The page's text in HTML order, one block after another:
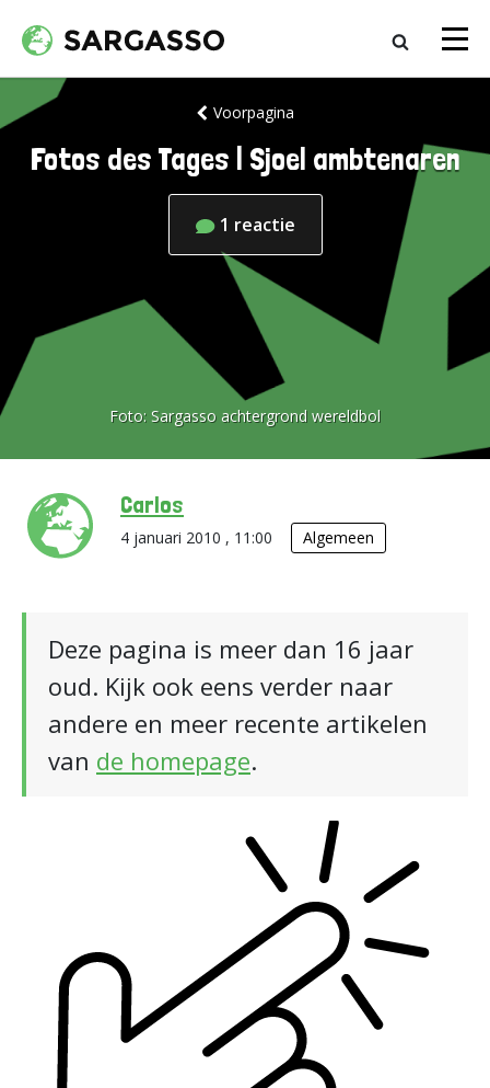
Voorpagina
Fotos des Tages | Sjoel ambtenaren
1 reactie
Foto: Sargasso achtergrond wereldbol
Carlos
4 januari 2010 , 11:00 Algemeen
Deze pagina is meer dan 16 jaar
oud. Kijk ook eens verder naar
andere en meer recente artikelen
van de homepage.